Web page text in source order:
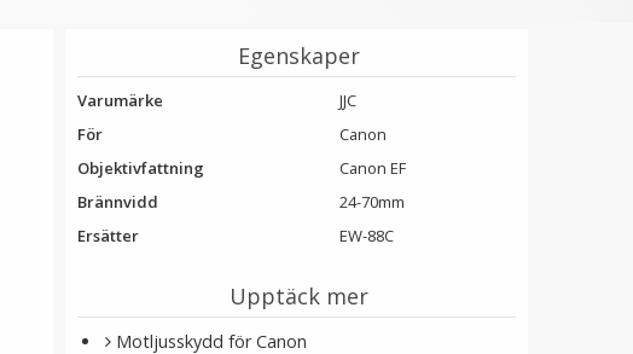
Egenskaper
Varumärke
JJC
För
Canon
Objektivfattning
Canon EF
Brännvidd
24-70mm
Ersätter
EW-88C
Upptäck mer
Motljusskydd för Canon